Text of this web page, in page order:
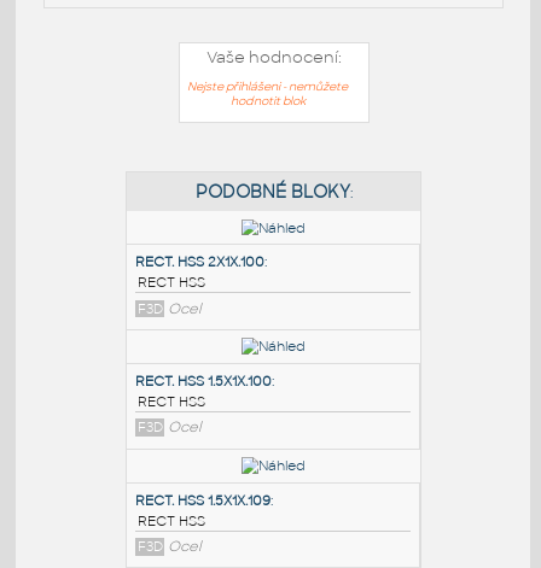
Vaše hodnocení:
Nejste přihlášeni - nemůžete
hodnotit blok
PODOBNÉ BLOKY:
RECT. HSS 2X1X.100:
F3D Ocel